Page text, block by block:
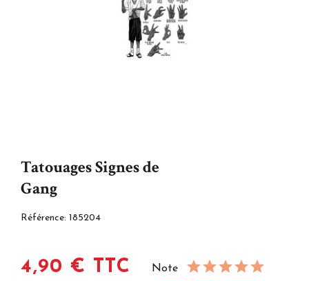
Tatouages Signes de
Gang
Référence: 185204
4,90 € TTC Note